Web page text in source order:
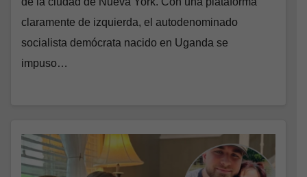
claramente de izquierda, el autodenominado
socialista demócrata nacido en Uganda se
impuso…